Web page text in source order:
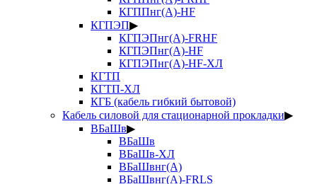
КГППнг(А)-HF
КГПЭП▶
КГПЭПнг(А)-FRHF
КГПЭПнг(А)-HF
КГПЭПнг(А)-HF-ХЛ
КГТП
КГТП-ХЛ
КГБ (кабель гибкий бытовой)
Кабель силовой для стационарной прокладки▶
ВБаШв▶
ВБаШв
ВБаШв-ХЛ
ВБаШвнг(А)
ВБаШвнг(А)-FRLS